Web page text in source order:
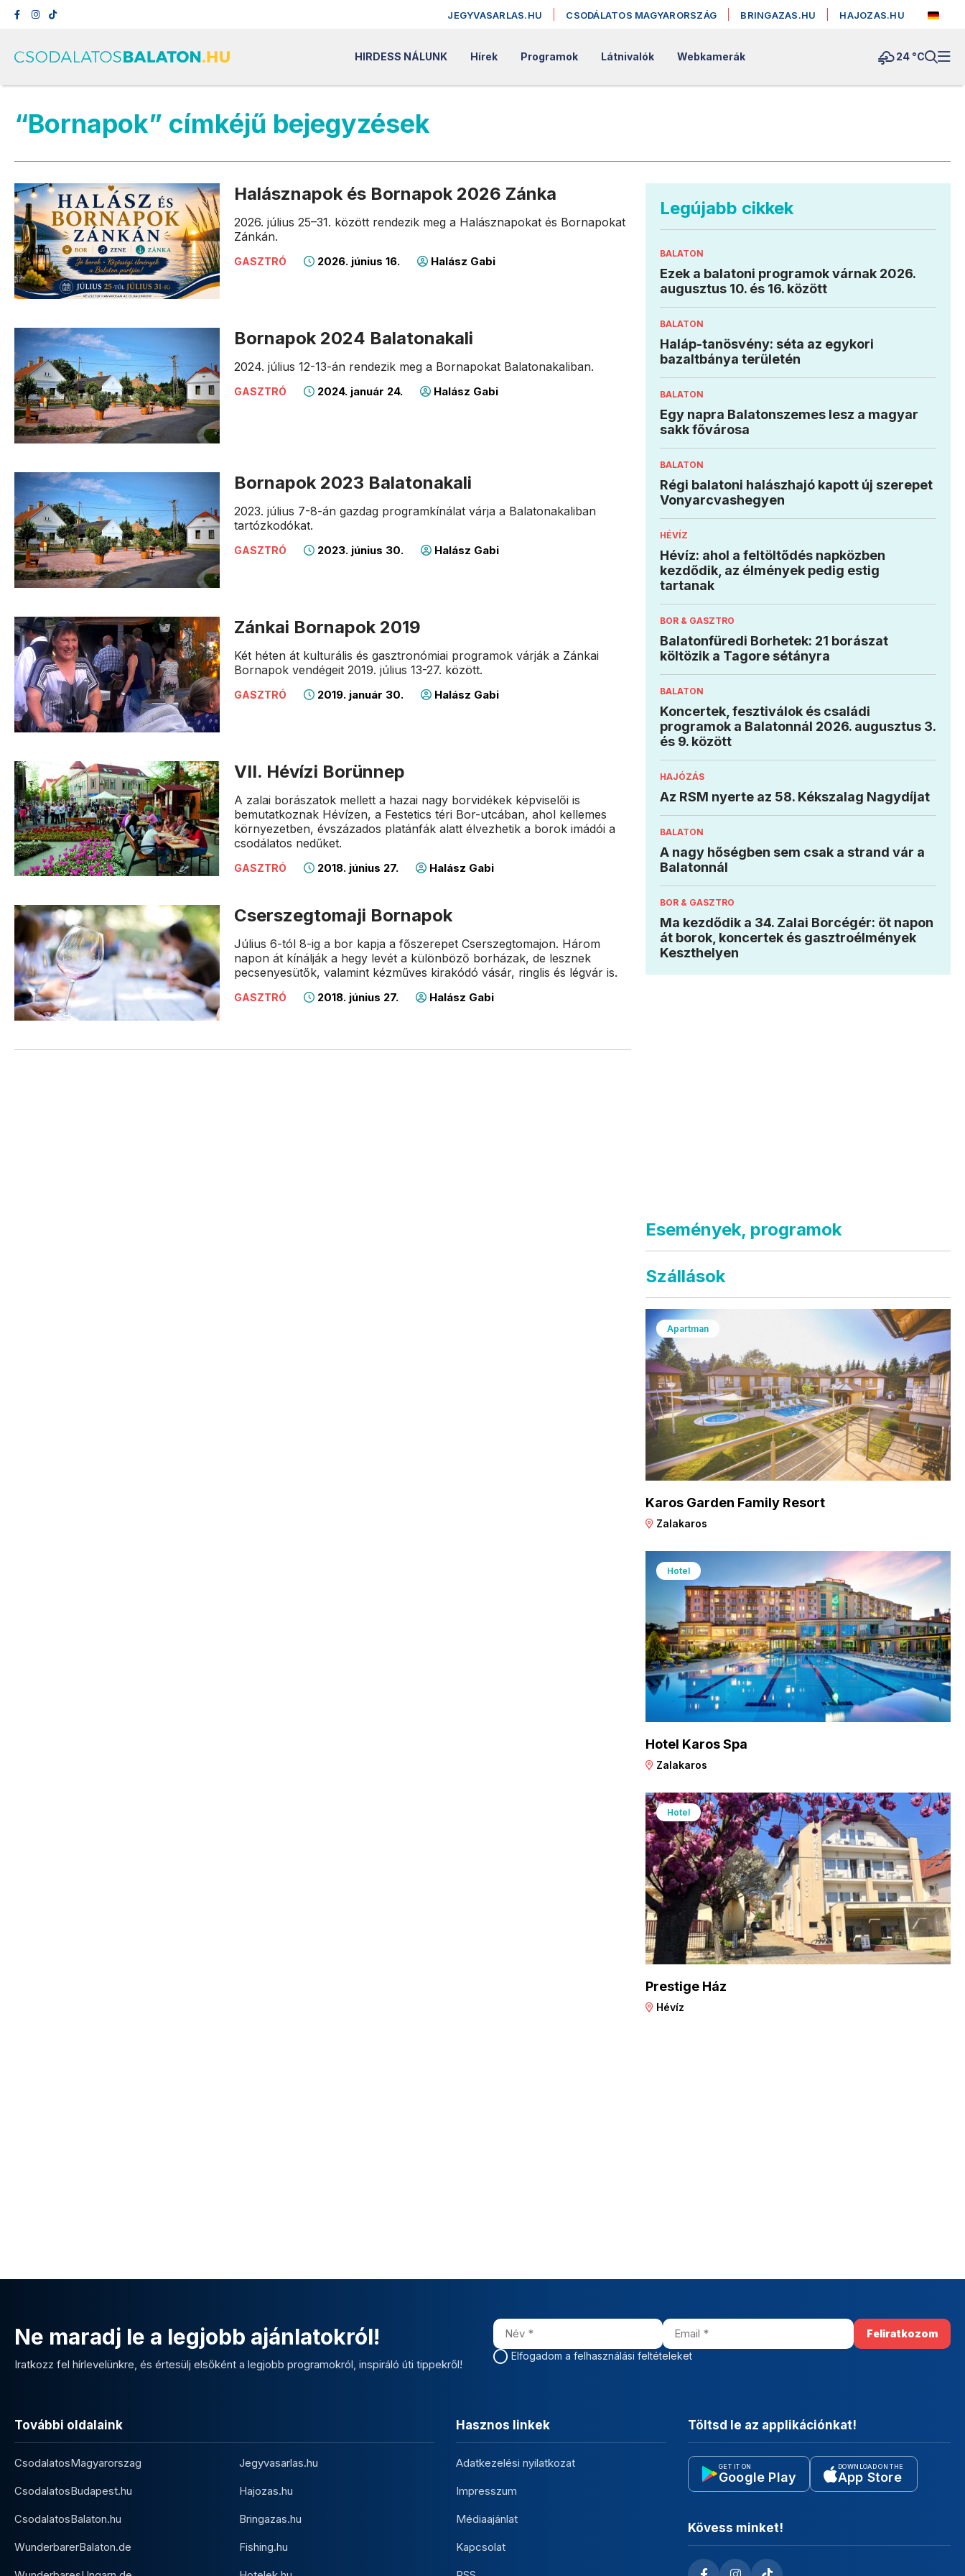
JEGYVASARLAS.HU CSODÁLATOS MAGYARORSZÁG BRINGAZAS.HU HAJOZAS.HU
HIRDESS NÁLUNK Hírek Programok Látnivalók Webkamerák 24 °C
“Bornapok” címkéjű bejegyzések
Halásznapok és Bornapok 2026 Zánka
2026. július 25–31. között rendezik meg a Halásznapokat és Bornapokat
Zánkán.
GASZTRÓ 2026. június 16. Halász Gabi
Bornapok 2024 Balatonakali
2024. július 12-13-án rendezik meg a Bornapokat Balatonakaliban.
GASZTRÓ 2024. január 24. Halász Gabi
Bornapok 2023 Balatonakali
2023. július 7-8-án gazdag programkínálat várja a Balatonakaliban
tartózkodókat.
GASZTRÓ 2023. június 30. Halász Gabi
Zánkai Bornapok 2019
Két héten át kulturális és gasztronómiai programok várják a Zánkai
Bornapok vendégeit 2019. július 13-27. között.
GASZTRÓ 2019. január 30. Halász Gabi
VII. Hévízi Borünnep
A zalai borászatok mellett a hazai nagy borvidékek képviselői is
bemutatkoznak Hévízen, a Festetics téri Bor-utcában, ahol kellemes
környezetben, évszázados platánfák alatt élvezhetik a borok imádói a
csodálatos nedűket.
GASZTRÓ 2018. június 27. Halász Gabi
Cserszegtomaji Bornapok
Július 6-tól 8-ig a bor kapja a főszerepet Cserszegtomajon. Három
napon át kínálják a hegy levét a különböző borházak, de lesznek
pecsenyesütők, valamint kézműves kirakódó vásár, ringlis és légvár is.
GASZTRÓ 2018. június 27. Halász Gabi
Legújabb cikkek
BALATON
Ezek a balatoni programok várnak 2026.
augusztus 10. és 16. között
BALATON
Haláp-tanösvény: séta az egykori
bazaltbánya területén
BALATON
Egy napra Balatonszemes lesz a magyar
sakk fővárosa
BALATON
Régi balatoni halászhajó kapott új szerepet
Vonyarcvashegyen
HÉVÍZ
Hévíz: ahol a feltöltődés napközben
kezdődik, az élmények pedig estig
tartanak
BOR & GASZTRO
Balatonfüredi Borhetek: 21 borászat
költözik a Tagore sétányra
BALATON
Koncertek, fesztiválok és családi
programok a Balatonnál 2026. augusztus 3.
és 9. között
HAJÓZÁS
Az RSM nyerte az 58. Kékszalag Nagydíjat
BALATON
A nagy hőségben sem csak a strand vár a
Balatonnál
BOR & GASZTRO
Ma kezdődik a 34. Zalai Borcégér: öt napon
át borok, koncertek és gasztroélmények
Keszthelyen
Események, programok
Szállások
Apartman
Karos Garden Family Resort
Zalakaros
Hotel
Hotel Karos Spa
Zalakaros
Hotel
Prestige Ház
Hévíz
Ne maradj le a legjobb ajánlatokról!
Iratkozz fel hírlevelünkre, és értesülj elsőként a legjobb programokról, inspiráló úti tippekről!
Elfogadom a felhasználási feltételeket
További oldalaink
CsodalatosMagyarorszag
CsodalatosBudapest.hu
CsodalatosBalaton.hu
WunderbarerBalaton.de
Jegyvasarlas.hu
Hajozas.hu
Bringazas.hu
Fishing.hu
Hasznos linkek
Adatkezelési nyilatkozat
Impresszum
Médiaajánlat
Kapcsolat
Töltsd le az applikációnkat!
GET IT ON
Google Play
DOWNLOAD ON THE
App Store
Kövess minket!